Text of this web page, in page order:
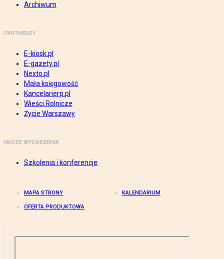
Archiwum
PARTNERZY
E-kiosk.pl
E-gazety.pl
Nexto.pl
Mała księgowość
Kancelarierp.pl
Wieści Rolnicze
Życie Warszawy
NASZE WYDARZENIA
Szkolenia i konferencje
MAPA STRONY KALENDARIUM
OFERTA PRODUKTOWA